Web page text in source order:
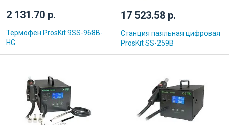
2 131.70 р.
Термофен ProsKit 9SS-968B-
HG
17 523.58 р.
Станция паяльная цифровая
ProsKit SS-259B